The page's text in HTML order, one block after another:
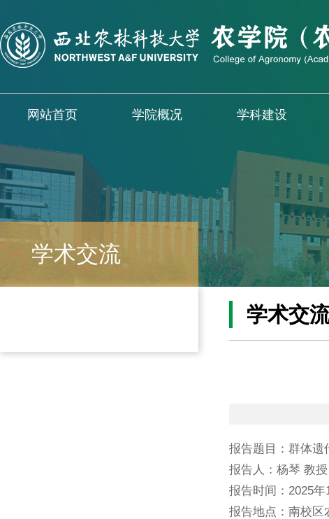
网站首页 学院概况 学科建设
学术交流
学术交
报告题目：群体遗
报告人：杨琴 教授
报告时间：2025
报告地点：南校区